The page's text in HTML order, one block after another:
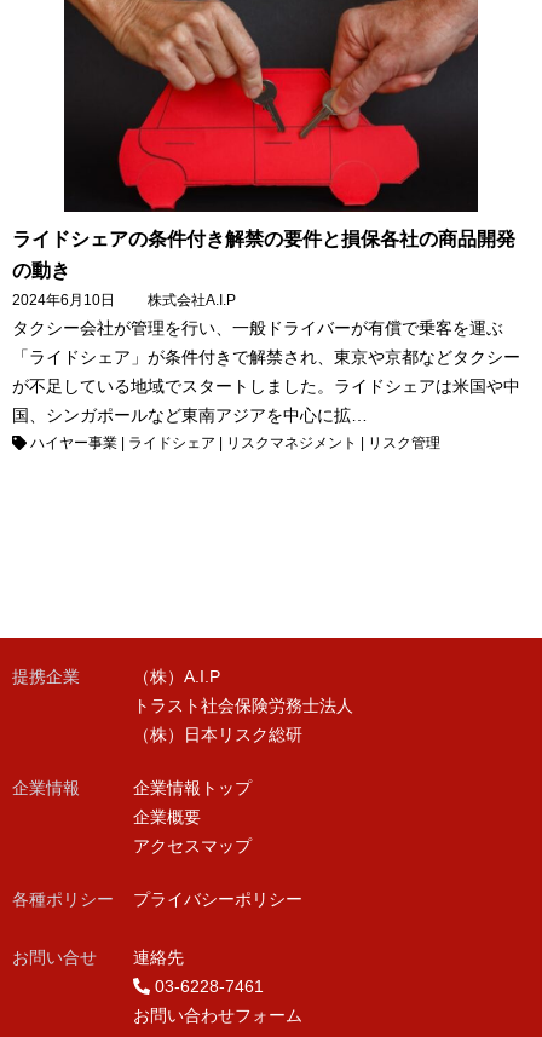
ライドシェアの条件付き解禁の要件と損保各社の商品開発
の動き
2024年6月10日 株式会社A.I.P
タクシー会社が管理を行い、一般ドライバーが有償で乗客を運ぶ
「ライドシェア」が条件付きで解禁され、東京や京都などタクシー
が不足している地域でスタートしました。ライドシェアは米国や中
国、シンガポールなど東南アジアを中心に拡…
ハイヤー事業 ライドシェア リスクマネジメント リスク管理
提携企業
（株）A.I.P
トラスト社会保険労務士法人
（株）日本リスク総研
企業情報
企業情報トップ
企業概要
アクセスマップ
各種ポリシー
お問い合せ
プライバシーポリシー
連絡先
03-6228-7461
お問い合わせフォーム